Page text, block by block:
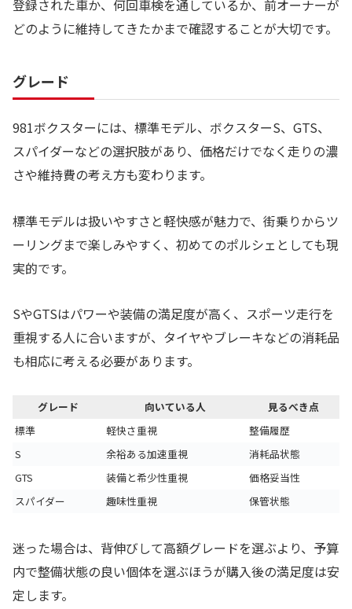
登録された車か、何回車検を通しているか、前オーナーが
どのように維持してきたかまで確認することが大切です。
グレード
981ボクスターには、標準モデル、ボクスターS、GTS、
スパイダーなどの選択肢があり、価格だけでなく走りの濃
さや維持費の考え方も変わります。
標準モデルは扱いやすさと軽快感が魅力で、街乗りからツ
ーリングまで楽しみやすく、初めてのポルシェとしても現
実的です。
SやGTSはパワーや装備の満足度が高く、スポーツ走行を
重視する人に合いますが、タイヤやブレーキなどの消耗品
も相応に考える必要があります。
グレード 向いている人
見るべき点
標準
軽快さ重視
整備履歴
S
余裕ある加速重視
消耗品状態
GTS
装備と希少性重視
価格妥当性
スパイダー
趣味性重視 保管状態
迷った場合は、背伸びして高額グレードを選ぶより、予算
内で整備状態の良い個体を選ぶほうが購入後の満足度は安
定します。